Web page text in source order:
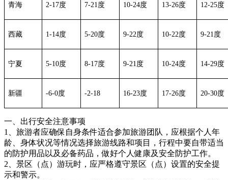
青海 2-17度 7-21度 10-24度 13-26度 12-25度
西藏 1-14度 5-20度 9-22度 10-22度 9-21度
宁夏 5-10度 8-17度 9-21度 10-24度 14-29度
新疆 -6-0度 -2-18 16-23度 17-26度 20-30度
一、出行安全注意事项
1、旅游者应确保自身条件适合参加旅游团队，应根据个人年
龄、身体状况等情况选择旅游线路和项目，行程中要自带适当
的防护用品以及必备药品，做好个人健康及安全防护工作。
2、景区（点）游玩时，应严格遵守景区（点）设置的安全提
示和警示。